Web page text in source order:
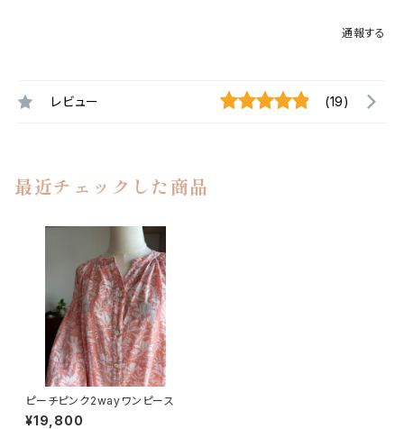
通報する
レビュー (19)
最近チェックした商品
ピーチピンク2wayワンピース
¥19,800